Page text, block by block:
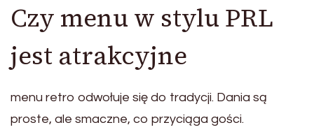
Czy menu w stylu PRL
jest atrakcyjne
menu retro odwołuje się do tradycji. Dania są
proste, ale smaczne, co przyciąga gości.